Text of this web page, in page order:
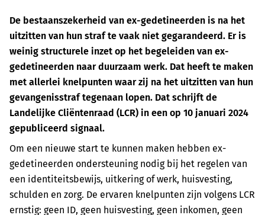
De bestaanszekerheid van ex-gedetineerden is na het
uitzitten van hun straf te vaak niet gegarandeerd. Er is
weinig structurele inzet op het begeleiden van ex-
gedetineerden naar duurzaam werk. Dat heeft te maken
met allerlei knelpunten waar zij na het uitzitten van hun
gevangenisstraf tegenaan lopen. Dat schrijft de
Landelijke Cliëntenraad (LCR) in een op 10 januari 2024
gepubliceerd signaal.
Om een nieuwe start te kunnen maken hebben ex-
gedetineerden ondersteuning nodig bij het regelen van
een identiteitsbewijs, uitkering of werk, huisvesting,
schulden en zorg. De ervaren knelpunten zijn volgens LCR
ernstig: geen ID, geen huisvesting, geen inkomen, geen